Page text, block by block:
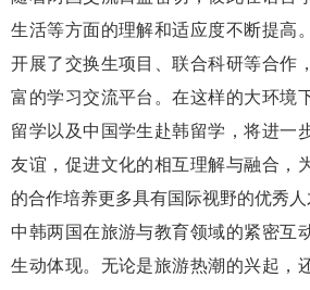
生活等方面的理解和适应度不断提高
开展了交换生项目、联合科研等合作
富的学习交流平台。在这样的大环境
留学以及中国学生赴韩留学，将进一
友谊，促进文化的相互理解与融合，
的合作培养更多具有国际视野的优秀人
中韩两国在旅游与教育领域的紧密互
生动体现。无论是旅游热潮的兴起，